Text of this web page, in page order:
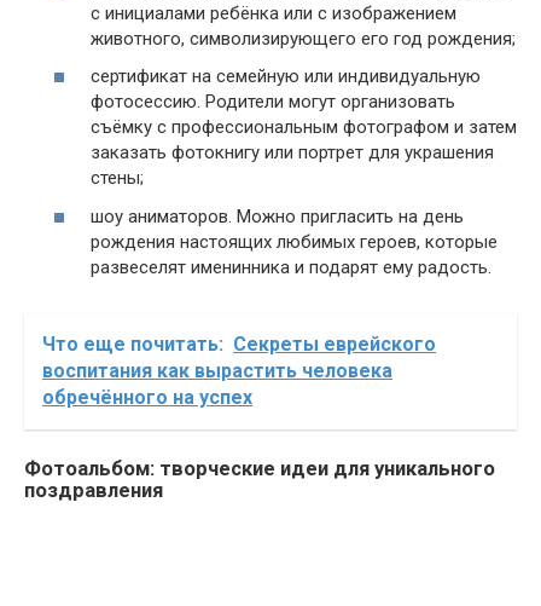
с инициалами ребёнка или с изображением
животного, символизирующего его год рождения;
сертификат на семейную или индивидуальную
фотосессию. Родители могут организовать
съёмку с профессиональным фотографом и затем
заказать фотокнигу или портрет для украшения
стены;
шоу аниматоров. Можно пригласить на день
рождения настоящих любимых героев, которые
развеселят именинника и подарят ему радость.
Что еще почитать: Секреты еврейского
воспитания как вырастить человека
обречённого на успех
Фотоальбом: творческие идеи для уникального
поздравления